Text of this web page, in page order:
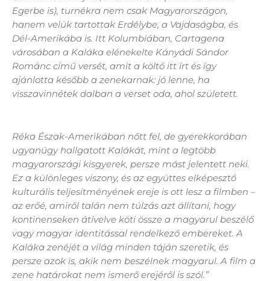
Egerbe is), turnékra nem csak Magyarországon,
hanem velük tartottak Erdélybe, a Vajdaságba, és
Dél-Amerikába is. Itt Kolumbiában, Cartagena
városában a Kaláka elénekelte Kányádi Sándor
Románc című versét, amit a költő itt írt és így
ajánlotta később a zenekarnak: jó lenne, ha
visszavinnétek dalban a verset oda, ahol született.
Réka Észak-Amerikában nőtt fel, de gyerekkorában
ugyanúgy hallgatott Kalákát, mint a legtöbb
magyarországi kisgyerek, persze mást jelentett neki.
Ez a különleges viszony, és az együttes elképesztő
kulturális teljesítményének ereje is ott lesz a filmben –
az erőé, amiről talán nem túlzás azt állítani, hogy
kontinenseken átívelve köti össze a magyarul beszélő
vagy magyar identitással rendelkező embereket. A
Kaláka zenéjét a világ minden táján szeretik, és
persze azok is, akik nem beszélnek magyarul. A film a
zene határokat nem ismerő erejéről is szól.”